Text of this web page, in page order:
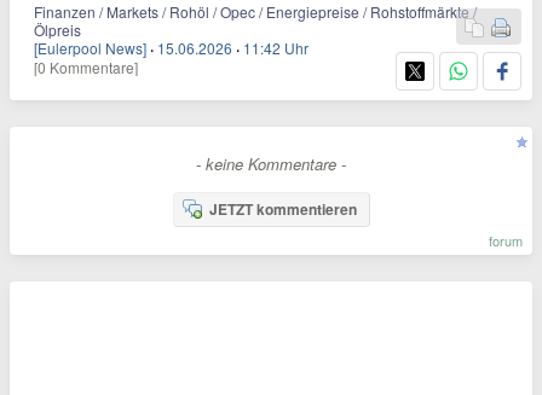
Finanzen / Markets / Rohöl / Opec / Energiepreise / Rohstoffmärkte /
Ölpreis
[Eulerpool News] · 15.06.2026 · 11:42 Uhr
[0 Kommentare]
- keine Kommentare -
JETZT kommentieren
forum